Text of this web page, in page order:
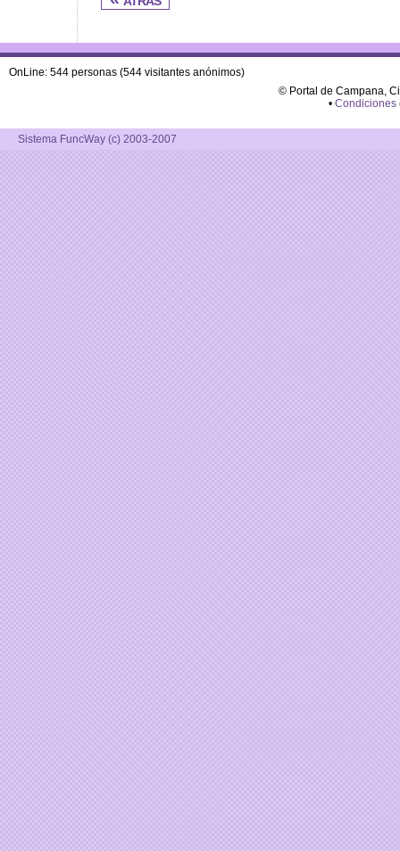
OnLine: 544 personas (544 visitantes anónimos)
© Portal de Campana,
• Condiciones
Sistema FuncWay (c) 2003-2007